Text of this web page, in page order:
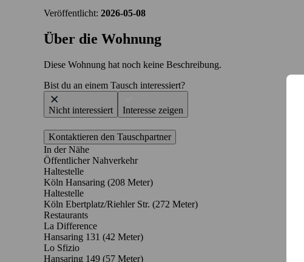
Veröffentlicht: 2026-05-08
Über die Wohnung
Diese Wohnung hat noch keine Beschreibung.
Bist du an einem Tausch interessiert?
Nicht interessiert Interesse zeigen
Kontaktieren den Tauschpartner
In der Nähe
Öffentlicher Nahverkehr
Haltestelle
Köln Hansaring (208 Meter)
Haltestelle
Köln Ebertplatz/Riehler Str. (272 Meter)
Restaurants
La Difference
Hansaring 131 (42 Meter)
Lo Sfizio
Hansaring 149 (57 Meter)